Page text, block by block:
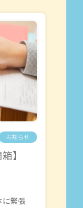
お知らせ
】
に緊張